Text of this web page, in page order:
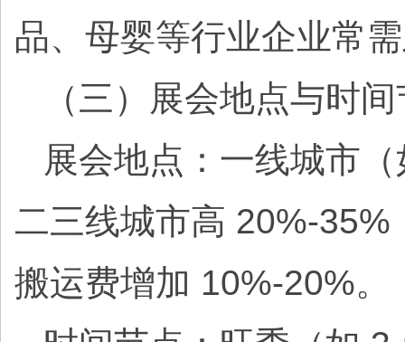
品、母婴等行业企业常
（三）展会地点与时
展会地点：一线城市
二三线城市高 20%-
搬运费增加 10%-20%。